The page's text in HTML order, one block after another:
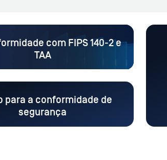
com FIPS 140-2 e
TAA
para a conformidade de
segurança